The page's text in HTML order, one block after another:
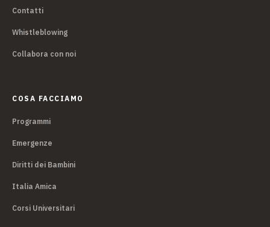
Contatti
Whistleblowing
Collabora con noi
COSA FACCIAMO
Programmi
Emergenze
Diritti dei Bambini
Italia Amica
Corsi Universitari